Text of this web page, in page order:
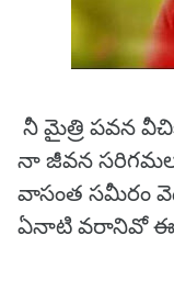
నీ మైత్రి పవన
నా జీవన సరిగమల
వాసంత సమీరం
ఏనాటి వరానివో